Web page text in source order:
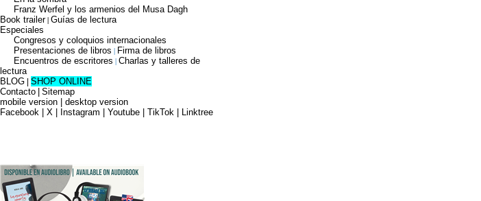
Franz Werfel y los armenios del Musa Dagh
Book trailer| Guías de lectura
Especiales
Congresos y coloquios internacionales
Presentaciones de libros | Firma de libros
Encuentros de escritores | Charlas y talleres de
lectura
BLOG SHOP ONLINE
Contacto Sitemap
mobile version
desktop version
Facebook | X | Instagram | Youtube | TikTok | Linktree